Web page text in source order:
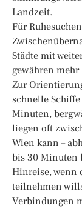
Landzeit.
Für
Städte mit
gewähren
Zur
schnelle
Minuten,
liegen oft
Wien kann –
bis 30 Minuten
Hinreise, wenn
teilnehmen
Verbindungen